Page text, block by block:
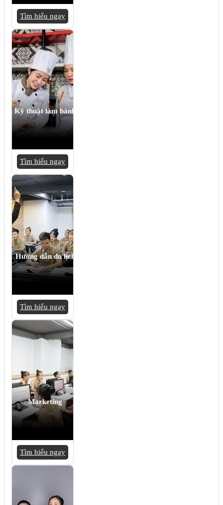
Tìm hiểu ngay
Kỹ thuật làm bánh
Tìm hiểu ngay
Hướng dẫn du lịch
Tìm hiểu ngay
Marketing
Tìm hiểu ngay